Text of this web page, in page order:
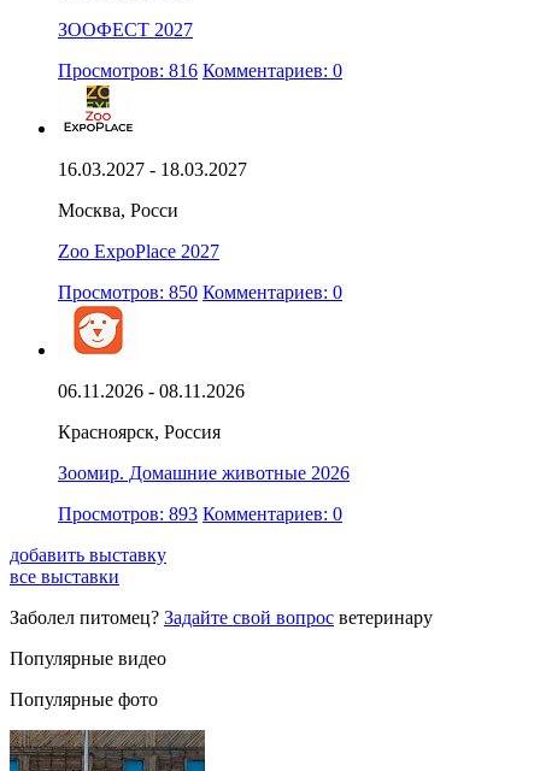
ЗООФЕСТ 2027
Просмотров: 816 Комментариев: 0
16.03.2027 - 18.03.2027
Москва, Росси
Zoo ExpoPlace 2027
Просмотров: 850 Комментариев: 0
06.11.2026 - 08.11.2026
Красноярск, Россия
Зоомир. Домашние животные 2026
Просмотров: 893 Комментариев: 0
добавить выставку
все выставки
Заболел питомец? Задайте свой вопрос ветеринару
Популярные видео
Популярные фото